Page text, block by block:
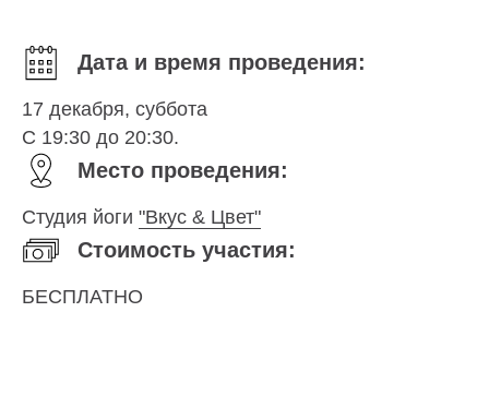
Дата и время проведения:
17 декабря, суббота
С 19:30 до 20:30.
Место проведения:
Студия йоги "Вкус & Цвет"
Стоимость участия:
БЕСПЛАТНО